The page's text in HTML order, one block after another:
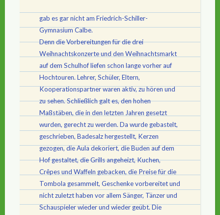
gab es gar nicht am Friedrich-Schiller-
Gymnasium Calbe.
Denn die Vorbereitungen für die drei
Weihnachtskonzerte und den Weihnachtsmarkt
auf dem Schulhof liefen schon lange vorher auf
Hochtouren. Lehrer, Schüler, Eltern,
Kooperationspartner waren aktiv, zu hören und
zu sehen. Schließlich galt es, den hohen
Maßstäben, die in den letzten Jahren gesetzt
wurden, gerecht zu werden. Da wurde gebastelt,
geschrieben, Badesalz hergestellt, Kerzen
gezogen, die Aula dekoriert, die Buden auf dem
Hof gestaltet, die Grills angeheizt, Kuchen,
Crêpes und Waffeln gebacken, die Preise für die
Tombola gesammelt, Geschenke vorbereitet und
nicht zuletzt haben vor allem Sänger, Tänzer und
Schauspieler wieder und wieder geübt. Die